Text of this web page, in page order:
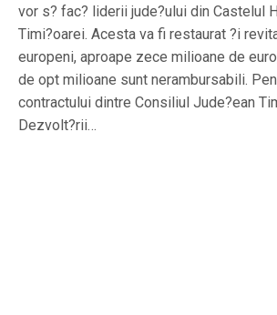
vor s? fac? liderii jude?ului din Castelul
Timi?oarei. Acesta va fi restaurat ?i
europeni, aproape zece milioane de
de opt milioane sunt nerambursabili.
contractului dintre Consiliul Jude?ean
Dezvolt?rii…